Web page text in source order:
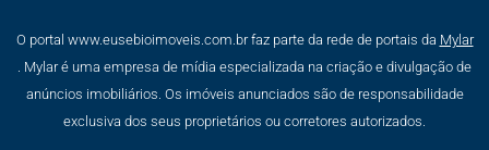
O portal www.eusebioimoveis.com.br faz parte da rede de portais da Mylar
. Mylar é uma empresa de mídia especializada na criação e divulgação de
anúncios imobiliários. Os imóveis anunciados são de responsabilidade
exclusiva dos seus proprietários ou corretores autorizados.